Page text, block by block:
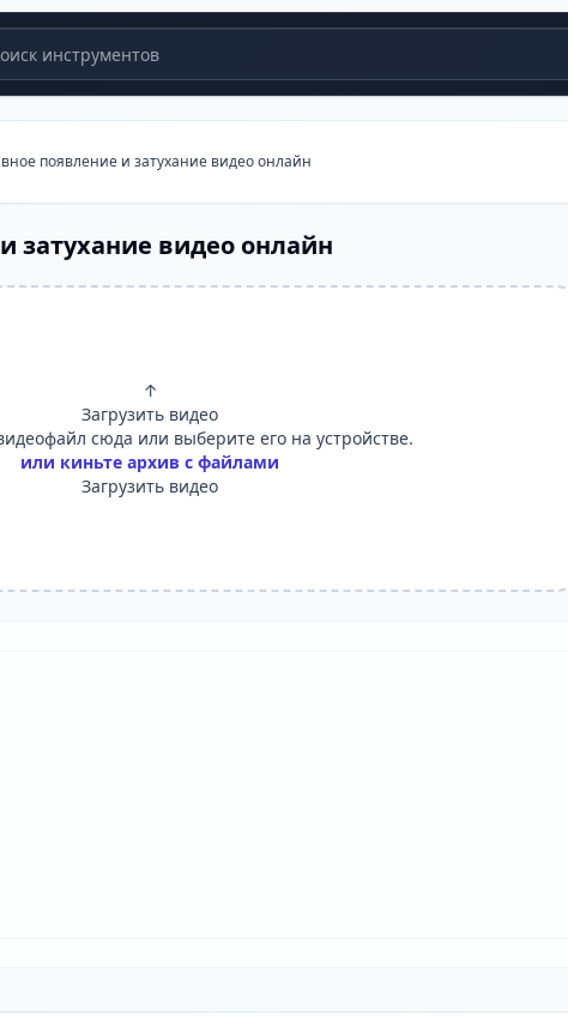
инструментов
появление и затухание видео онлайн
затухание видео онлайн
↑
Загрузить видео
сюда или выберите его на устройстве.
или киньте архив с файлами
Загрузить видео